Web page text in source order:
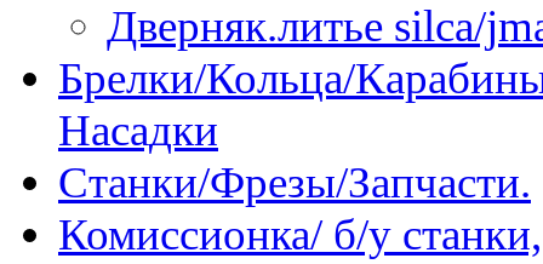
Дверняк.литье silca/
Брелки/Кольца/
Насадки
Станки/Фрезы/Запчасти.
Комиссионка/ б/у